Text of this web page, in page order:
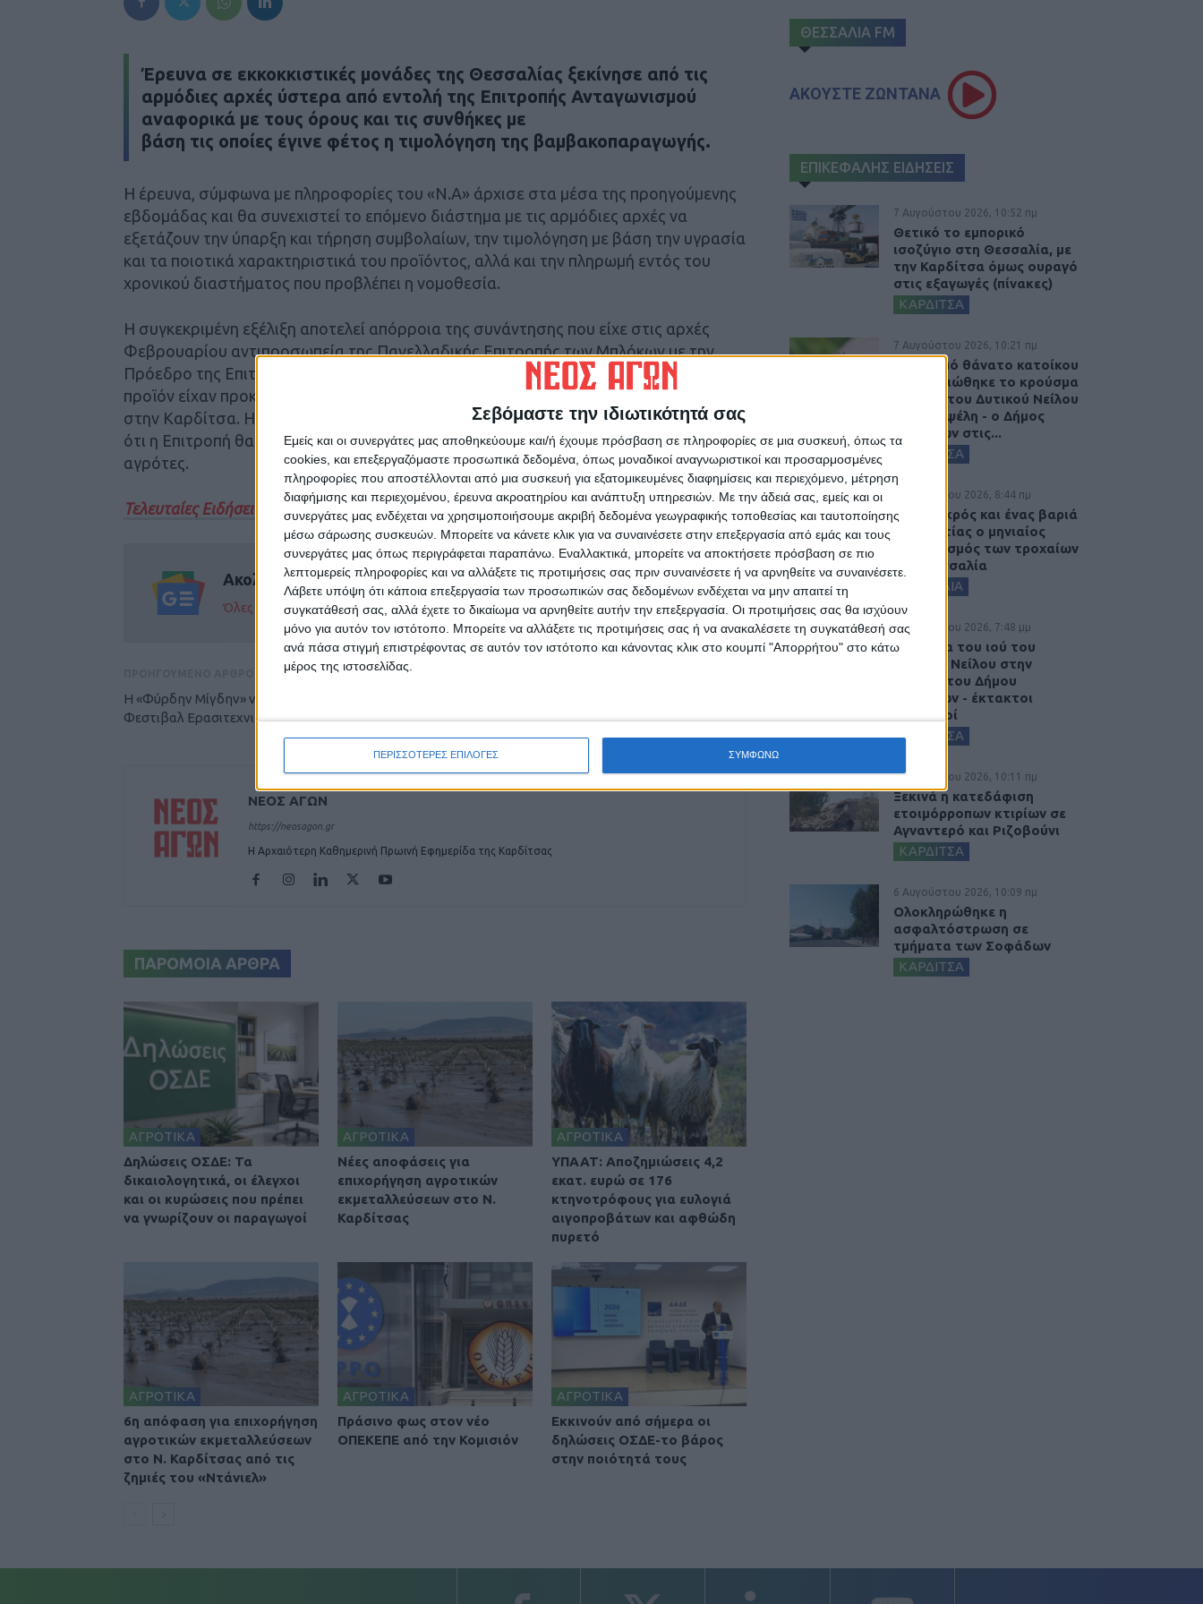
Σεβόμαστε την ιδιωτικότητά σας
Εμείς και οι συνεργάτες μας αποθηκεύουμε και/ή έχουμε πρόσβαση σε πληροφορίες σε μια συσκευή, όπως τα
cookies, και επεξεργαζόμαστε προσωπικά δεδομένα, όπως μοναδικοί αναγνωριστικοί και προσαρμοσμένες
πληροφορίες που αποστέλλονται από μια συσκευή για εξατομικευμένες διαφημίσεις και περιεχόμενο, μέτρηση
διαφήμισης και περιεχομένου, έρευνα ακροατηρίου και ανάπτυξη υπηρεσιών. Με την άδειά σας, εμείς και οι
συνεργάτες μας ενδέχεται να χρησιμοποιήσουμε ακριβή δεδομένα γεωγραφικής τοποθεσίας και ταυτοποίησης
μέσω σάρωσης συσκευών. Μπορείτε να κάνετε κλικ για να συναινέσετε στην επεξεργασία από εμάς και τους
συνεργάτες μας όπως περιγράφεται παραπάνω. Εναλλακτικά, μπορείτε να αποκτήσετε πρόσβαση σε πιο
λεπτομερείς πληροφορίες και να αλλάξετε τις προτιμήσεις σας πριν συναινέσετε ή να αρνηθείτε να συναινέσετε.
Λάβετε υπόψη ότι κάποια επεξεργασία των προσωπικών σας δεδομένων ενδέχεται να μην απαιτεί τη
συγκατάθεσή σας, αλλά έχετε το δικαίωμα να αρνηθείτε αυτήν την επεξεργασία. Οι προτιμήσεις σας θα ισχύουν
μόνο για αυτόν τον ιστότοπο. Μπορείτε να αλλάξετε τις προτιμήσεις σας ή να ανακαλέσετε τη συγκατάθεσή σας
ανά πάσα στιγμή επιστρέφοντας σε αυτόν τον ιστότοπο και κάνοντας κλικ στο κουμπί "Απορρήτου" στο κάτω
μέρος της ιστοσελίδας.
ΠΕΡΙΣΣΟΤΕΡΕΣ ΕΠΙΛΟΓΕΣ ΣΥΜΦΩΝΩ
Έρευνα σε εκκοκκιστικές μονάδες της Θεσσαλίας ξεκίνησε από τις
αρμόδιες αρχές ύστερα από εντολή της Επιτροπής Ανταγωνισμού
αναφορικά με τους όρους και τις συνθήκες με
βάση τις οποίες έγινε φέτος η τιμολόγηση της βαμβακοπαραγωγής.
Η έρευνα, σύμφωνα με πληροφορίες του «Ν.Α» άρχισε στα μέσα της προηγούμενης
εβδομάδας και θα συνεχιστεί το επόμενο διάστημα με τις αρμόδιες αρχές να
εξετάζουν την ύπαρξη και τήρηση συμβολαίων, την τιμολόγηση με βάση την υγρασία
και τα ποιοτικά χαρακτηριστικά του προϊόντος, αλλά και την πληρωμή εντός του
χρονικού διαστήματος που προβλέπει η νομοθεσία.
Η συγκεκριμένη εξέλιξη αποτελεί απόρροια της συνάντησης που είχε στις αρχές
Φεβρουαρίου αντιπροσωπεία της Πανελλαδικής Επιτροπής των Μπλόκων με την
Πρόεδρο της Επιτροπής Ανταγωνισμού κ. Κατερίνα Θάνου, καθώς οι τιμές στο
προϊόν είχαν προκαλέσει έντονες αντιδράσεις στις τάξεις των παραγωγών, ιδίως
στην Καρδίτσα. Η κ.Θάνου είχε δεσμευτεί στους εκπροσώπους της Πανελλαδικής,
ότι η Επιτροπή θα εξετάσει με ιδιαίτερη προσοχή τα στοιχεία που είχαν καταθέσει οι
αγρότες.
Τελευταίες Ειδήσεις Σήμερα
Ακολούθησε την εφημερίδα ΝΕΟΣ ΑΓΩΝ στο Google News!
Όλες οι εξελίξεις στην περιοχή της Καρδίτσας και ευρύτερα της Θεσσαλίας
Η «Φύρδην Μίγδην» νικήτρια του φετινού
Φεστιβαλ Ερασιτεχνικού Θεάτρου
Πλαστήρα το τριήμερο της 25ης Μαρτίου
ΝΕΟΣ ΑΓΩΝ
https://neosagon.gr
Η Αρχαιότερη Καθημερινή Πρωινή Εφημερίδα της Καρδίτσας
ΠΑΡΟΜΟΙΑ ΑΡΘΡΑ
ΑΓΡΟΤΙΚΑ
Δηλώσεις ΟΣΔΕ: Τα
δικαιολογητικά, οι έλεγχοι
και οι κυρώσεις που πρέπει
να γνωρίζουν οι παραγωγοί
ΑΓΡΟΤΙΚΑ
Nέες αποφάσεις για
επιχορήγηση αγροτικών
εκμεταλλεύσεων στο Ν.
Καρδίτσας
ΑΓΡΟΤΙΚΑ
ΥΠΑΑΤ: Αποζημιώσεις 4,2
εκατ. ευρώ σε 176
κτηνοτρόφους για ευλογιά
αιγοπροβάτων και αφθώδη
πυρετό
ΑΓΡΟΤΙΚΑ
6η απόφαση για επιχορήγηση
αγροτικών εκμεταλλεύσεων
στο Ν. Καρδίτσας από τις
ζημιές του «Ντάνιελ»
ΑΓΡΟΤΙΚΑ
Πράσινο φως στον νέο
ΟΠΕΚΕΠΕ από την Κομισιόν
ΑΓΡΟΤΙΚΑ
Εκκινούν από σήμερα οι
δηλώσεις ΟΣΔΕ-το βάρος
στην ποιότητά τους
ΘΕΣΣΑΛΙΑ FM
ΑΚΟΥΣΤΕ ΖΩΝΤΑΝΑ
ΕΠΙΚΕΦΑΛΗΣ ΕΙΔΗΣΕΙΣ
7 Αυγούστου 2026, 10:52 πμ
Θετικό το εμπορικό
ισοζύγιο στη Θεσσαλία, με
την Καρδίτσα όμως ουραγό
στις εξαγωγές (πίνακες)
ΚΑΡΔΙΤΣΑ
7 Αυγούστου 2026, 10:21 πμ
Μετά από θάνατο κατοίκου
επιβεβαιώθηκε το κρούσμα
του ιού του Δυτικού Νείλου
στην Κυψέλη - ο Δήμος
Σοφάδων στις...
ΚΑΡΔΙΤΣΑ
7 Αυγούστου 2026, 8:44 πμ
Ένας νεκρός και ένας βαριά
τραυματίας ο μηνιαίος
απολογισμός των τροχαίων
στη Θεσσαλία
ΘΕΣΣΑΛΙΑ
6 Αυγούστου 2026, 7:48 μμ
Κρούσμα του ιού του
Δυτικού Νείλου στην
Κυψέλη του Δήμου
Σοφάδων - έκτακτοι
ψεκασμοί
ΚΑΡΔΙΤΣΑ
6 Αυγούστου 2026, 10:11 πμ
Ξεκινά η κατεδάφιση
ετοιμόρροπων κτιρίων σε
Αγναντερό και Ριζοβούνι
ΚΑΡΔΙΤΣΑ
6 Αυγούστου 2026, 10:09 πμ
Ολοκληρώθηκε η
ασφαλτόστρωση σε
τμήματα των Σοφάδων
ΚΑΡΔΙΤΣΑ